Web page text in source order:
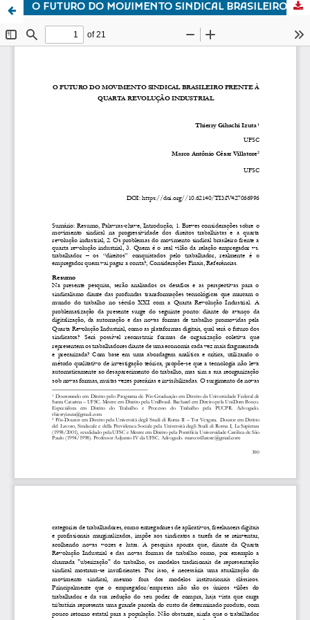
O FUTURO DO MOVIMENTO SINDICAL BRASILEIRO FRENTE À QUARTA REVOLUÇÃO INDUSTRIAL